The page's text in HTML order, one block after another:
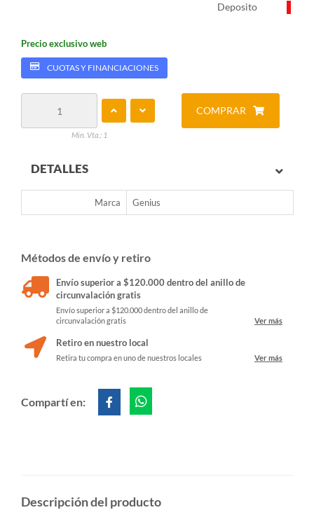
Deposito
Precio exclusivo web
CUOTAS Y FINANCIACIONES
Min. Vta.: 1
COMPRAR
DETALLES
Marca Genius
Métodos de envío y retiro
Envío superior a $120.000 dentro del anillo de
circunvalación gratis
Envío superior a $120.000 dentro del anillo de
circunvalación gratis
Ver más
Retiro en nuestro local
Retira tu compra en uno de nuestros locales Ver más
Compartí en:
Descripción del producto